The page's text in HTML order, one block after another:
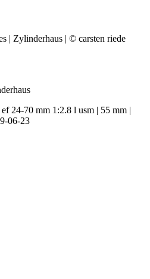
24-70 mm 1:2.8 l usm | 55 mm |
06-23